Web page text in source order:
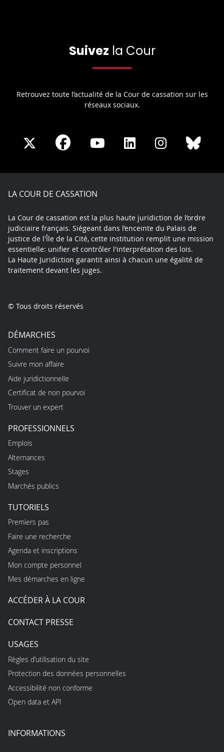
Suivez la Cour
Retrouvez toute l’actualité de la Cour de cassation sur les
réseaux sociaux.
Share
X
Share
Facebook
Share
Youtube
Share
LinkedIn
Share
Instagram
LA COUR DE CASSATION
La Cour de cassation est la plus haute juridiction de l’ordre
judiciaire français. Siégeant dans l’enceinte du Palais de
justice de l'Île de la Cité, cette institution remplit une mission
essentielle: unifier et contrôler l'interprétation des lois.
La Haute Juridiction garantit ainsi à chacun une égalité de
traitement devant les juges.
© Tous droits réservés
DÉMARCHES
Comment faire un pourvoi
Suivre mon affaire
Aide juridictionnelle
Certificat de non pourvoi
Trouver un expert
PROFESSIONNELS
Emplois
Alternances
Stages
Marchés publics
TUTORIELS
Premiers pas
Faire une recherche
Agenda et inscriptions
Mon compte personnel
Mes démarches en ligne
ACCÉDER À LA COUR
CONTACT PRESSE
USAGES
Règles d’utilisation du site
Protection des données personnelles
Accessibilité non conforme
Open data et API
INFORMATIONS